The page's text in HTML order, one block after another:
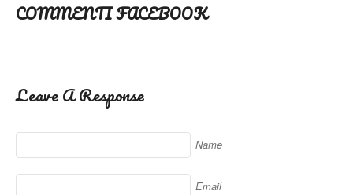
COMMENTI FACEBOOK
Leave A Response
Name
Email